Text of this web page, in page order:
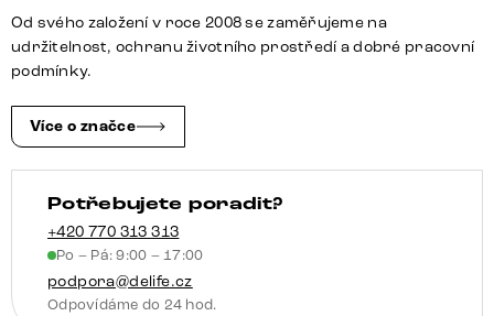
šedá
množství
Od svého založení v roce 2008 se zaměřujeme na
udržitelnost, ochranu životního prostředí a dobré pracovní
podmínky.
Více o značce
Potřebujete poradit?
+420 770 313 313
Po – Pá: 9:00 – 17:00
podpora@delife.cz
Odpovídáme do 24 hod.